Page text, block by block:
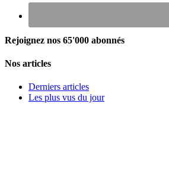
Rejoignez nos 65'000 abonnés
Nos articles
Derniers articles
Les plus vus du jour